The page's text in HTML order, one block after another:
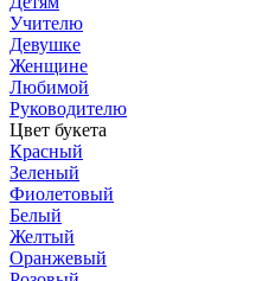
Учителю
Девушке
Женщине
Любимой
Руководителю
Цвет букета
Красный
Зеленый
Фиолетовый
Белый
Желтый
Оранжевый